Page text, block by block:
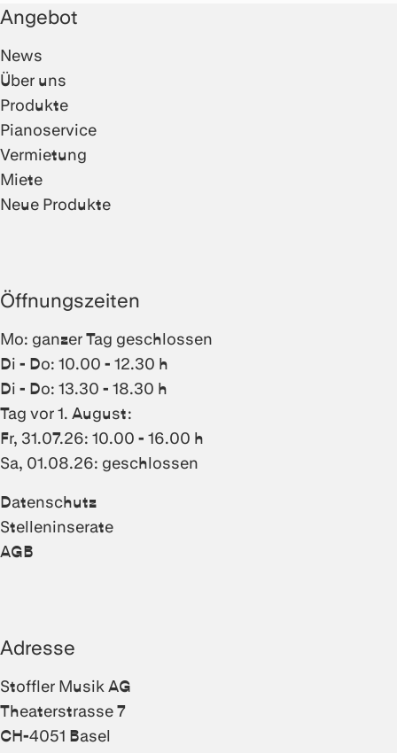
Angebot
News
Über uns
Produkte
Pianoservice
Vermietung
Miete
Neue Produkte
Öffnungszeiten
Mo: ganzer Tag geschlossen
Di - Do: 10.00 - 12.30 h
Di - Do: 13.30 - 18.30 h
Tag vor 1. August:
Fr, 31.07.26: 10.00 - 16.00 h
Sa, 01.08.26: geschlossen
Datenschutz
Stelleninserate
AGB
Adresse
Stoffler Musik AG
Theaterstrasse 7
CH-4051 Basel